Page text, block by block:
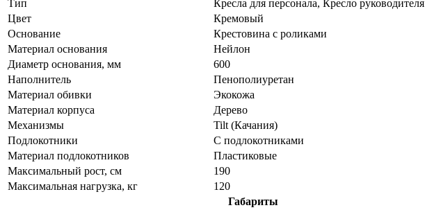
Тип
Кресла для персонала, Кресло руководителя
Цвет
Кремовый
Основание
Крестовина с роликами
Материал основания
Нейлон
Диаметр основания, мм
600
Наполнитель
Пенополиуретан
Материал обивки
Экокожа
Материал корпуса
Дерево
Механизмы
Tilt (Качания)
Подлокотники
С подлокотниками
Материал подлокотников
Пластиковые
Максимальный рост, см
190
Максимальная нагрузка, кг
120
Габариты